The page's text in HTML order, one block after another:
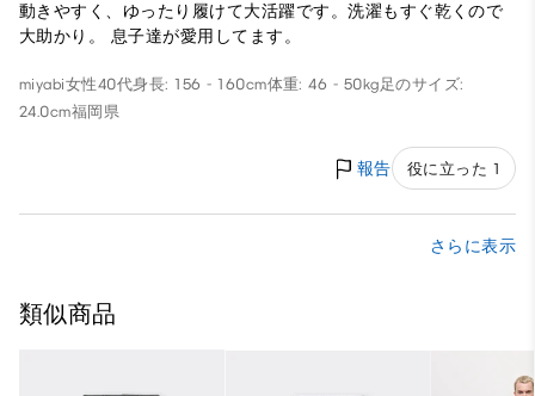
動きやすく、ゆったり履けて大活躍です。洗濯もすぐ乾くので
大助かり。 息子達が愛用してます。
miyabi女性40代身長: 156 - 160cm体重: 46 - 50kg足のサイズ:
24.0cm福岡県
報告 役に立った 1
さらに表示
類似商品